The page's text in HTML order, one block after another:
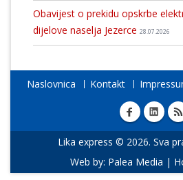
Obavijest o prekidu opskrbe
dijelove naselja Jezerce 28.07.2026
Naslovnica Kontakt
Lika express © 2026. Sva
Web by: Palea Media |